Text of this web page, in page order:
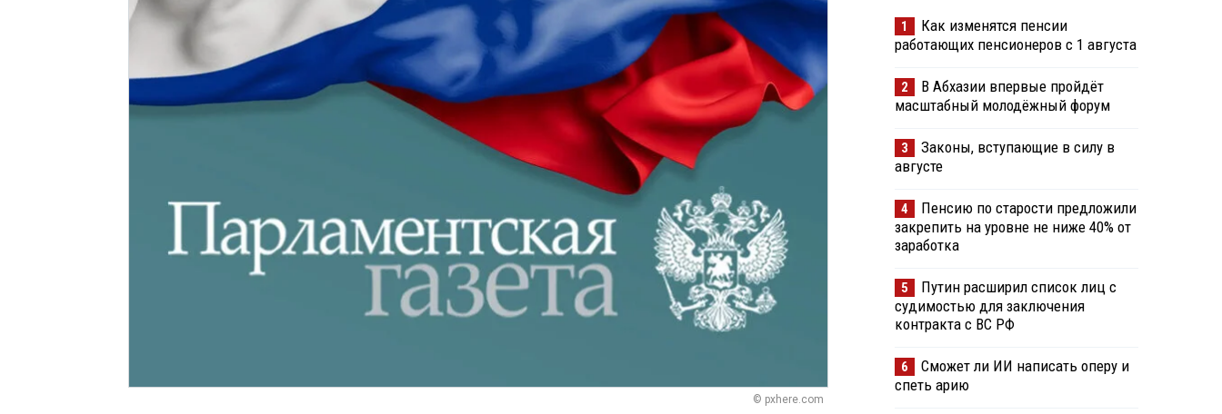
© pxhere.com
1
Как изменятся пенсии
работающих пенсионеров с 1 августа
2
В Абхазии впервые пройдёт
масштабный молодёжный форум
3
Законы, вступающие в силу в
августе
4
Пенсию по старости предложили
закрепить на уровне не ниже 40% от
заработка
5
Путин расширил список лиц с
судимостью для заключения
контракта с ВС РФ
6
Сможет ли ИИ написать оперу и
спеть арию